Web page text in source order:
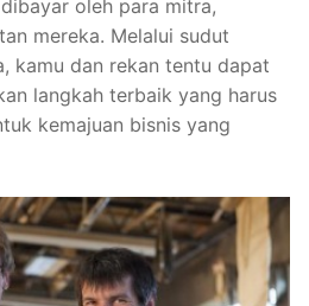
oleh para mitra,
mereka. Melalui sudut
kamu dan rekan tentu dapat
langkah terbaik yang harus
kemajuan bisnis yang